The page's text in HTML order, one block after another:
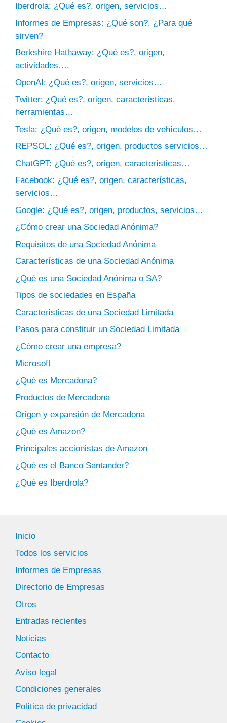
Iberdrola: ¿Qué es?, origen, servicios…
Informes de Empresas: ¿Qué son?, ¿Para qué
sirven?
Berkshire Hathaway: ¿Qué es?, origen,
actividades….
OpenAI: ¿Qué es?, origen, servicios…
Twitter: ¿Qué es?, origen, características,
herramientas…
Tesla: ¿Qué es?, origen, modelos de vehículos…
REPSOL: ¿Qué es?, origen, productos servicios…
ChatGPT: ¿Qué es?, origen, características…
Facebook: ¿Qué es?, origen, características,
servicios…
Google: ¿Qué es?, origen, productos, servicios…
¿Cómo crear una Sociedad Anónima?
Requisitos de una Sociedad Anónima
Características de una Sociedad Anónima
¿Qué es una Sociedad Anónima o SA?
Tipos de sociedades en España
Características de una Sociedad Limitada
Pasos para constituir un Sociedad Limitada
¿Cómo crear una empresa?
Microsoft
¿Qué es Mercadona?
Productos de Mercadona
Origen y expansión de Mercadona
¿Qué es Amazon?
Principales accionistas de Amazon
¿Qué es el Banco Santander?
¿Qué es Iberdrola?
Inicio
Todos los servicios
Informes de Empresas
Directorio de Empresas
Otros
Entradas recientes
Noticias
Contacto
Aviso legal
Condiciones generales
Política de privacidad